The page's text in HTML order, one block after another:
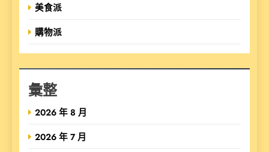
美食派
購物派
彙整
2026 年 8 月
2026 年 7 月